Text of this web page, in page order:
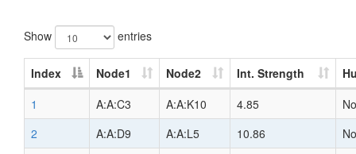
Show entries
Index Node1 Node2 Int. Strength
1
A:A:C3 A:A:K10 4.85
No
2
A:A:D9 A:A:L5 10.86
No